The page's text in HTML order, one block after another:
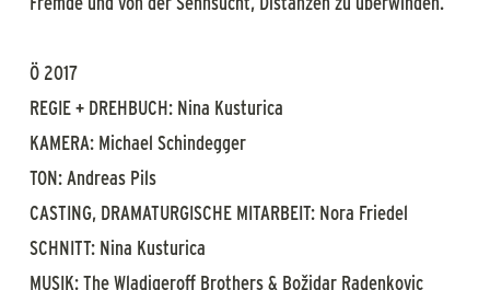
Ö 2017
REGIE + DREHBUCH: Nina Kusturica
KAMERA: Michael Schindegger
TON: Andreas Pils
CASTING, DRAMATURGISCHE MITARBEIT: Nora Friedel
SCHNITT: Nina Kusturica
MUSIK: The Wladigeroff Brothers & Božidar Radenkovic